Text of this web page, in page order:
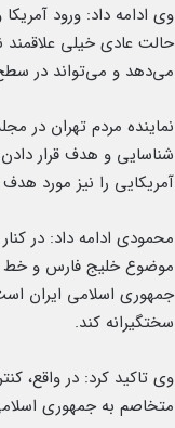
وی ادامه داد: ورود
حالت عادی خیلی علاقمند
می‌دهد و می‌تواند در سطح
نماینده مردم تهران در
شناسایی و هدف قرار
آمریکایی را نیز مورد هدف
محمودی ادامه داد: در
موضوع خلیج فارس و خط
جمهوری اسلامی ایران
سختگیرانه کند.
وی تاکید کرد: در واقع،
متخاصم به جمهوری